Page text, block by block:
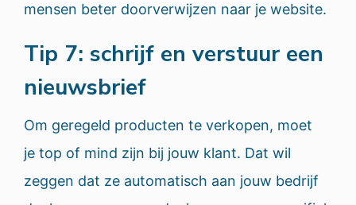
mensen beter doorverwijzen naar je website.
Tip 7: schrijf en verstuur een
nieuwsbrief
Om geregeld producten te verkopen, moet
je top of mind zijn bij jouw klant. Dat wil
zeggen dat ze automatisch aan jouw bedrijf